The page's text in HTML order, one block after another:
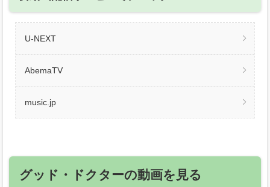
U-NEXT
AbemaTV
music.jp
グッド・ドクターの動画を見る